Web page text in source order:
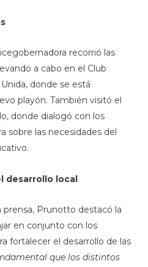
recorrió las
a cabo en el Club
donde se está
playón. También visitó el
donde dialogó con los
sobre las necesidades del
desarrollo local
prensa, Prunotto destacó la
en conjunto con los
fortalecer el desarrollo de las
que los distintos